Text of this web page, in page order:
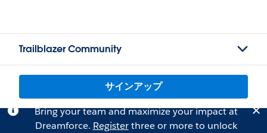
Trailblazer Community
サインアップ
Bring your team and maximize your impact at
Dreamforce. Registerthree or more to unlock